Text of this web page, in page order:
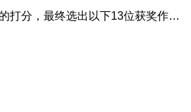
---获奖公示--- 评论区分享感言或AI键感受活动现已结束，经过评审团队的打分，最终选出以下13位获奖作品，恭喜获 ...